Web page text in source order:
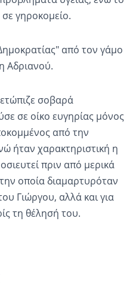
γηροκομείο.
από τον γάμο
Αδριανού.
σοβαρά
σε οίκο ευγηρίας μόνος
από την
ήταν χαρακτηριστική η
πριν από μερικά
οποία διαμαρτυρόταν
Γιώργου, αλλά και για
τη θέλησή του.